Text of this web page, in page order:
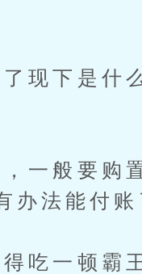
现下是什
一般要购
办法能付账
吃一顿霸